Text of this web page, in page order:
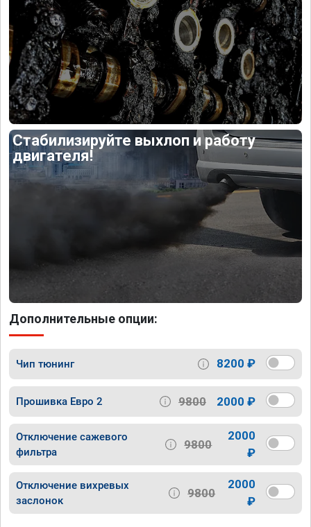
Стабилизируйте выхлоп и работу
двигателя!
Дополнительные опции:
Чип тюнинг 8200 ₽
Прошивка Евро 2 9800 2000 ₽
Отключение сажевого
фильтра
9800
2000
₽
Отключение вихревых
заслонок
9800
2000
₽